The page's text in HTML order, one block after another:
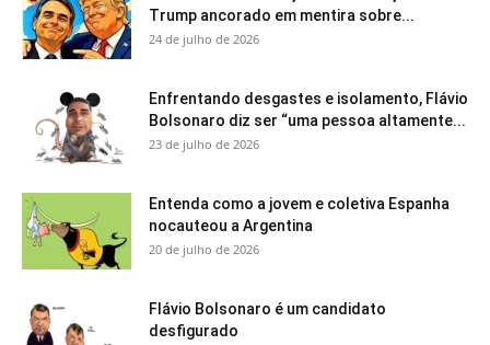
Trump ancorado em mentira sobre...
24 de julho de 2026
Enfrentando desgastes e isolamento, Flávio
Bolsonaro diz ser “uma pessoa altamente...
23 de julho de 2026
Entenda como a jovem e coletiva Espanha
nocauteou a Argentina
20 de julho de 2026
Flávio Bolsonaro é um candidato
desfigurado